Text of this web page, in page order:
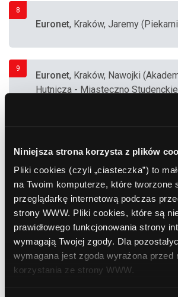
Niniejsza strona korzysta z plików
Pliki cookies (czyli „ciasteczka”) to
na Twoim komputerze, które tworzone
przeglądarkę internetową podczas
strony WWW. Pliki cookies, które są
prawidłowego funkcjonowania strony
wymagają Twojej zgody. Dla
wymagana jest zgoda wyrażona przed
korzystania ze strony WWW.
8
Euronet, Kraków, Jaremy
9
Euronet, Kraków, Nawojki
Hutnicza - Miasteczno
Kraków, Pijarska 1
11
, Kraków, ul. Teligi 24
wall wbudowany w elewację z
dla klientów i serwisu)
12
Bank Polska Kasa Opieki (PEKAO
Kraków, Szeroka 22